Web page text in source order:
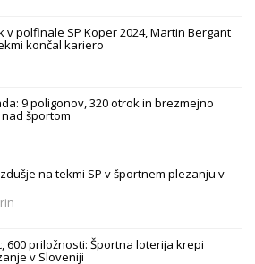
v polfinale SP Koper 2024, Martin Bergant
končal kariero
9 poligonov, 320 otrok in brezmejno
športom
na tekmi SP v športnem plezanju v
600 priložnosti: Športna loterija krepi
v Sloveniji